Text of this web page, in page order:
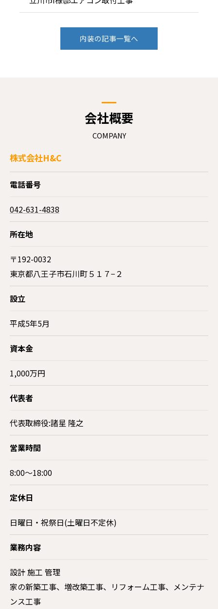
内装の記事一覧へ
会社概要
COMPANY
株式会社H&C
電話番号
042-631-4838
所在地
〒192-0032
東京都八王子市石川町５１７−２
設立
平成5年5月
資本金
1,000万円
代表者
代表取締役:諸星 隆之
営業時間
8:00～18:00
定休日
日曜日・祝祭日(土曜日不定休)
業務内容
設計 施工 管理
家の新築工事、増改築工事、リフォーム工事、メンテナ
ンス工事